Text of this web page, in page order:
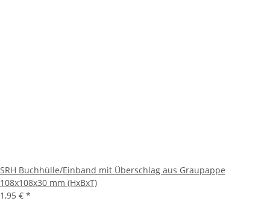
SRH Buchhülle/Einband mit Überschlag aus Graupappe
108x108x30 mm (HxBxT)
1,95 € *